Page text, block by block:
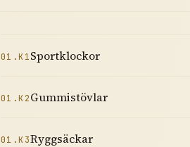
01.K1Sportklockor
01.K2Gummistövlar
01.K3Ryggsäckar